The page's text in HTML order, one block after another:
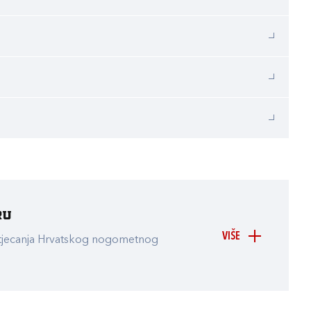
VIŠE
Hrvatskog nogometnog